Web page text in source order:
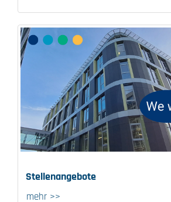
Stellenangebote
mehr >>